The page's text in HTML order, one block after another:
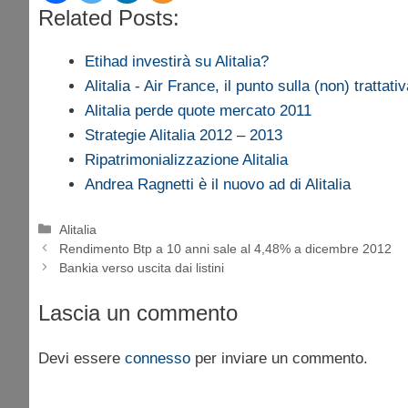
Related Posts:
Etihad investirà su Alitalia?
Alitalia - Air France, il punto sulla (non)
Alitalia perde quote mercato 2011
Strategie Alitalia 2012 – 2013
Ripatrimonializzazione Alitalia
Andrea Ragnetti è il nuovo ad di Alitalia
Categorie
Alitalia
Rendimento Btp a 10 anni sale al 4,48% a dicembre 2012
Bankia verso uscita dai listini
Lascia un commento
Devi essere connesso per inviare un commento.